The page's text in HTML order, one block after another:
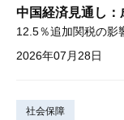
中国経済見通し
12.5％追加関税の影
2026年07月28日
社会保障